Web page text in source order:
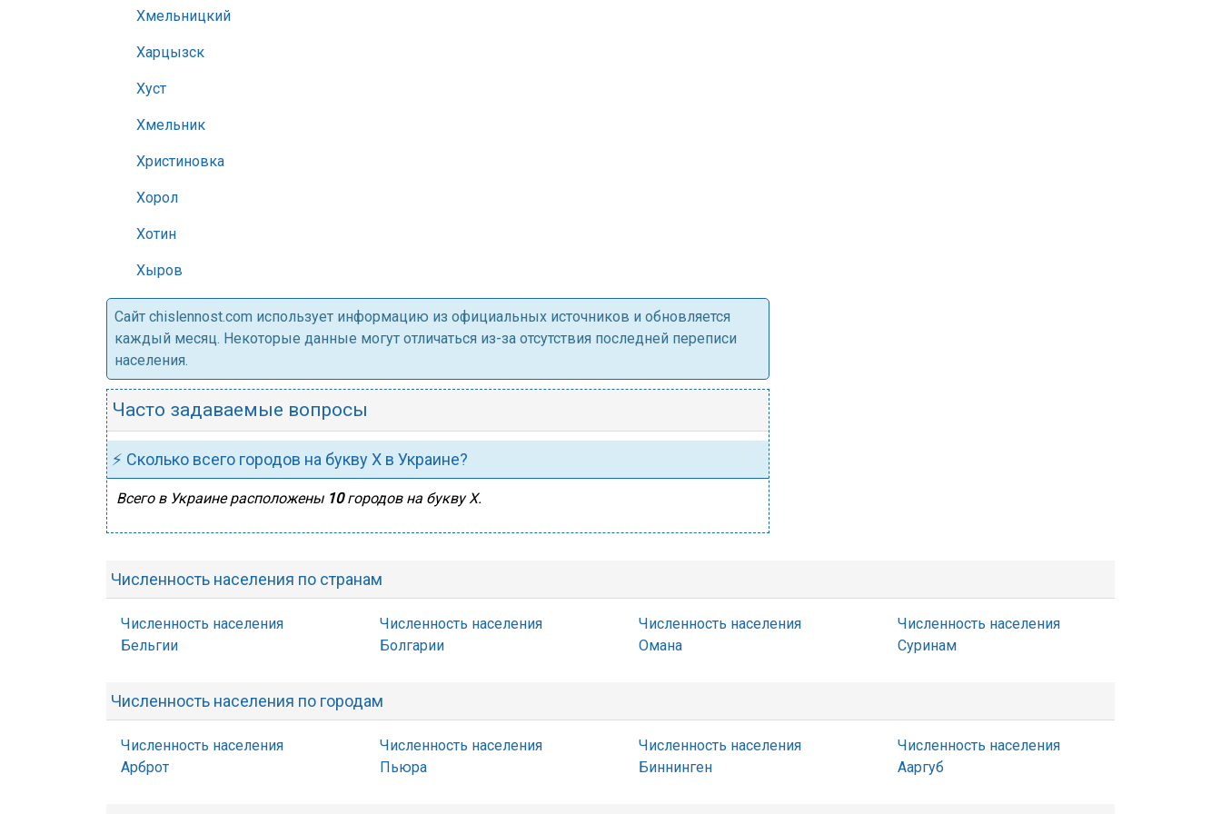
Хмельницкий
Харцызск
Хуст
Хмельник
Христиновка
Хорол
Хотин
Хыров
Cайт chislennost.com использует информацию из официальных источников и обновляется
каждый месяц. Некоторые данные могут отличаться из-за отсутствия последней переписи
населения.
Часто задаваемые вопросы
⚡ Сколько всего городов на букву Х в Украине?
Всего в Украине расположены 10городов на букву Х.
Численность населения по странам
Численность населения
Бельгии
Численность населения
Болгарии
Численность населения
Омана
Численность населения
Суринам
Численность населения по городам
Численность населения
Арброт
Численность населения
Пьюра
Численность населения
Биннинген
Численность населения
Ааргуб